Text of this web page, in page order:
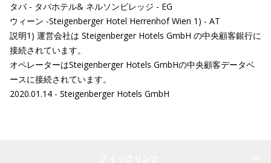
タバ - タバホテル& ネルソンビレッジ - EG
ウィーン -Steigenberger Hotel Herrenhof Wien 1) - AT
説明1) 運営会社は Steigenberger Hotels GmbH の中央顧客銀行に
接続されています。
オペレーターはSteigenberger Hotels GmbHの中央顧客データベ
ースに接続されています。
2020.01.14 - Steigenberger Hotels GmbH